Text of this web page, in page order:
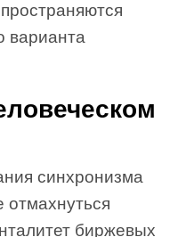
варианта
синхронизма
отмахнуться
биржевых